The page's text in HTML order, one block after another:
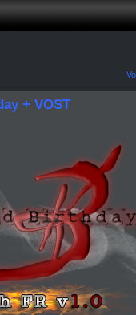
+ VOST